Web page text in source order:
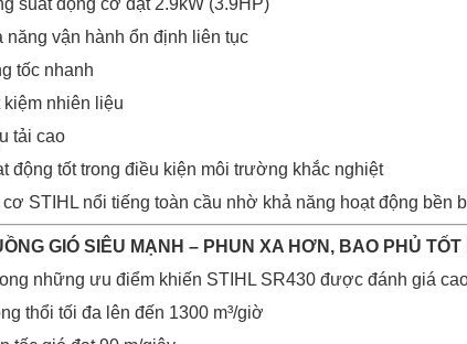
suất động cơ đạt 2.9kW (3.9HP)
năng vận hành ổn định liên tục
tốc nhanh
kiệm nhiên liệu
tải cao
động tốt trong điều kiện môi trường khắc nghiệt
STIHL nổi tiếng toàn cầu nhờ khả năng hoạt động bền
GIÓ SIÊU MẠNH – PHUN XA HƠN, BAO PHỦ TỐT
những ưu điểm khiến STIHL SR430 được đánh giá
thổi tối đa lên đến 1300 m³/giờ